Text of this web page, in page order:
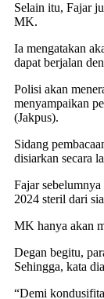
Selain itu, Fajar
MK.
Ia mengatakan
dapat berjalan
Polisi akan
menyampaikan
(Jakpus).
Sidang
disiarkan secara
Fajar sebelumnya
2024 steril dari
MK hanya akan
Degan begitu,
Sehingga, kata
“Demi